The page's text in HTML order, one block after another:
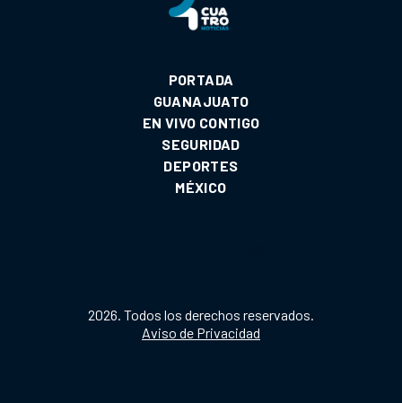
PORTADA
GUANAJUATO
EN VIVO CONTIGO
SEGURIDAD
DEPORTES
MÉXICO
2026. Todos los derechos reservados.
Aviso de Privacidad